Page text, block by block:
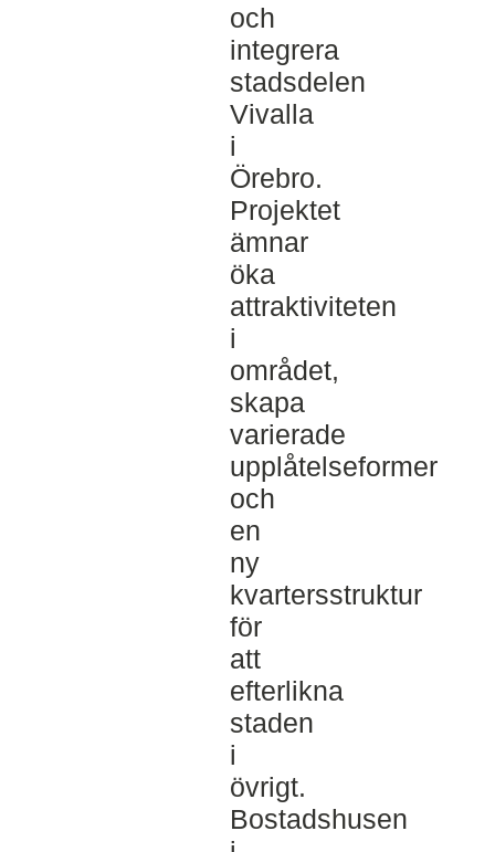
och
integrera
stadsdelen
Vivalla
i
Örebro.
Projektet
ämnar
öka
attraktiviteten
i
området,
skapa
varierade
upplåtelseformer
och
en
ny
kvartersstruktur
för
att
efterlikna
staden
i
övrigt.
Bostadshusen